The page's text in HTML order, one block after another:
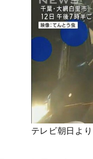
テレビ朝日より